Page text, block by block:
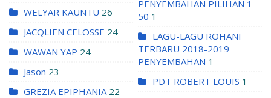
WELYAR KAUNTU 26
JACQLIEN CELOSSE 24
WAWAN YAP 24
Jason 23
GREZIA EPIPHANIA 22
PENYEMBAHAN PILIHAN 1-
50 1
LAGU-LAGU ROHANI
TERBARU 2018-2019
PENYEMBAHAN 1
PDT ROBERT LOUIS 1